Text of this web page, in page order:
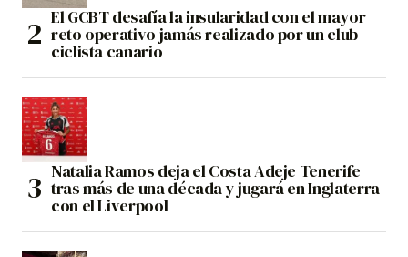
El GCBT desafía la insularidad con el mayor
reto operativo jamás realizado por un club
ciclista canario
Natalia Ramos deja el Costa Adeje Tenerife
tras más de una década y jugará en Inglaterra
con el Liverpool